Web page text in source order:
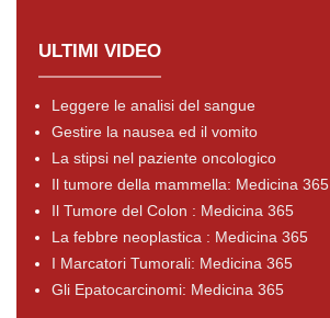
ULTIMI VIDEO
Leggere le analisi del sangue
Gestire la nausea ed il vomito
La stipsi nel paziente oncologico
Il tumore della mammella: Medicina 365
Il Tumore del Colon : Medicina 365
La febbre neoplastica : Medicina 365
I Marcatori Tumorali: Medicina 365
Gli Epatocarcinomi: Medicina 365